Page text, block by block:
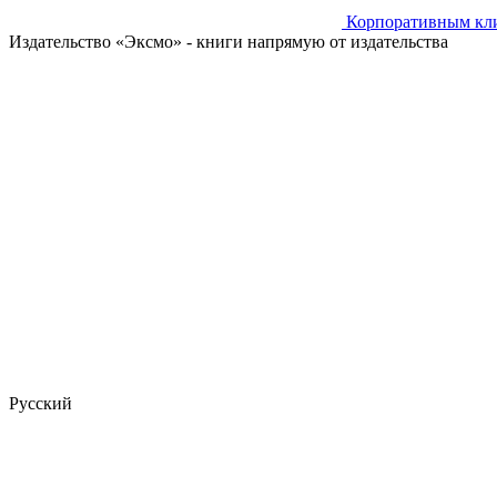
Корпоративным
Издательство «Эксмо» - книги напрямую от издательства
Русский